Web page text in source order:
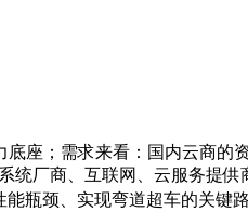
座；需求来看：国内云商的
统厂商、互联网、云服务提供
瓶颈、实现弯道超车的关键